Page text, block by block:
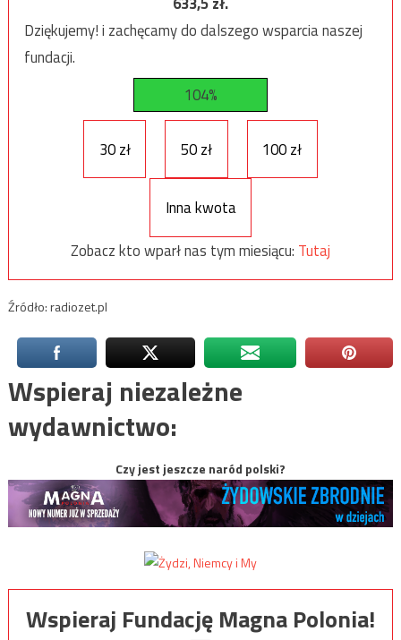
Dziękujemy! i zachęcamy do dalszego wsparcia naszej
fundacji.
104%
30 zł 50 zł 100 zł
Inna kwota
Zobacz kto wparł nas tym miesiącu: Tutaj
Źródło: radiozet.pl
Wspieraj niezależne
wydawnictwo:
Czy jest jeszcze naród polski?
Wspieraj Fundację Magna Polonia!